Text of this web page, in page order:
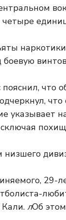
что
указывает
29-
лОб